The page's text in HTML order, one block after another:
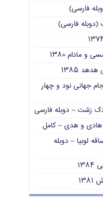
فارسی)
(دوبله فارسی)
و مادام ۱۳۸۰
۱۳۸۵
جهانی نود و چهار
زشت – دوبله فارسی
هادی و هدی – کامل
لوبیا – دوبله